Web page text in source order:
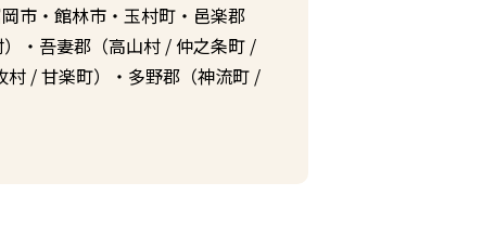
市 ・ 館林市 ・ 玉村町 ・邑楽郡
）・吾妻郡（高山村 / 仲之条町 /
村 /甘楽町）・多野郡（神流町 /